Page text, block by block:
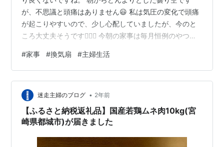
が、不思議と頭痛はありません😃 私は気圧の変化で頭痛
が起こりやすいので、少し心配していましたが、今のと
ころ大丈夫そうです🙆🏻‍♀️ 今朝の家事は毎月恒例のやつ。
バリューの換気扇カバー トップバリュー(イオン)の換気
扇カバー 198円(税込) 両サイドにバネをかけるだけで簡
単に交換できるはずなのですが、月に1度の作業ながら、
なんだかめんどくさいなと感じます。 でも、やらなけれ
ばなりません。しぶしぶではありますが、やらなくては
いけません。 …
#家事 #換気扇 #主婦生活
迷走主婦のブログ • 2年前
【ふるさと納税返礼品】国産若鶏ムネ肉10kg(宮
崎県都城市)が届きました